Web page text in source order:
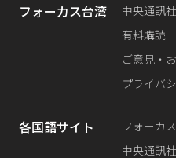
フォーカス台湾
中央通訊
有料購読
ご意見・
プライバ
各国語サイト
フォーカ
中央通訊社